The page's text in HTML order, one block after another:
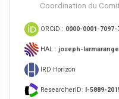
Coordination du
ORCiD : 0000-0001-7097-
HAL : joseph-larmarange
IRD Horizon
ResearcherID: I-5889-